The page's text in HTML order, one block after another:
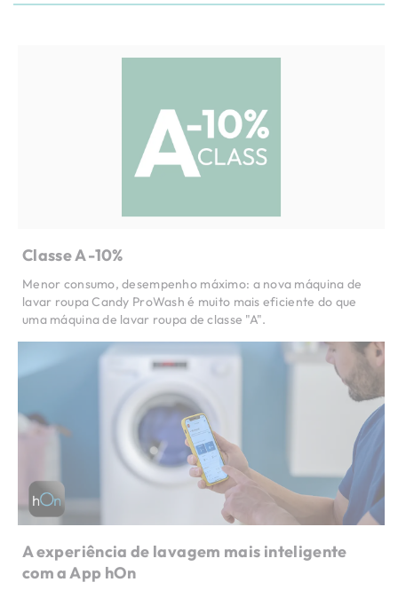
Classe A -10%
Menor consumo, desempenho máximo: a nova máquina de
lavar roupa Candy ProWash é muito mais eficiente do que
uma máquina de lavar roupa de classe "A".
A experiência de lavagem mais inteligente
com a App hOn